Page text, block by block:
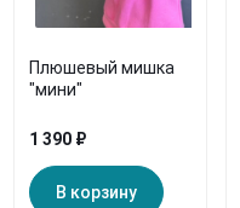
Плюшевый мишка
"мини"
1 390 ₽
В корзину